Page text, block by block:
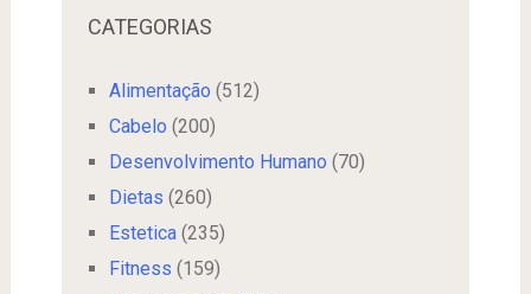
CATEGORIAS
Alimentação (512)
Cabelo (200)
Desenvolvimento Humano (70)
Dietas (260)
Estetica(235)
Fitness (159)